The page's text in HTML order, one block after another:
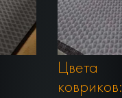
Цвета
ковриков: